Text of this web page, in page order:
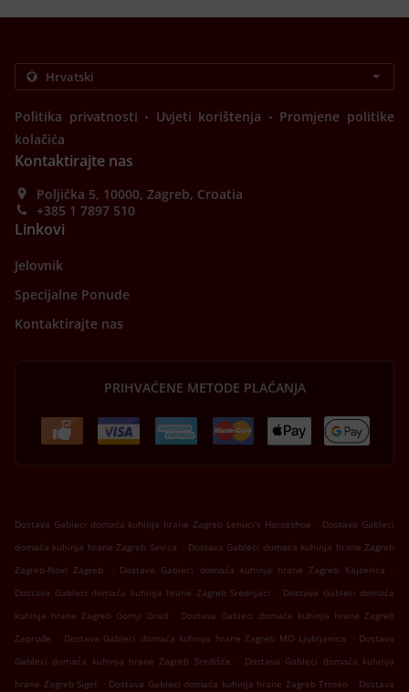
Politika privatnosti . Uvjeti korištenja . Promjene politike
kolačića
Kontaktirajte nas
Poljička 5, 10000, Zagreb, Croatia
+385 1 7897 510
Linkovi
Jelovnik
Specijalne Ponude
Kontaktirajte nas
PRIHVAĆENE METODE PLAĆANJA
Dostava Gableci domaća kuhinja hrane Zagreb Lenuci's Horseshoe . Dostava Gableci
domaća kuhinja hrane Zagreb Savica . Dostava Gableci domaća kuhinja hrane Zagreb
Zagreb-Novi Zagreb
. Dostava Gableci domaća kuhinja hrane Zagreb Kajzerica
.
Dostava Gableci domaća kuhinja hrane Zagreb Srednjaci
. Dostava Gableci domaća
kuhinja hrane Zagreb Gornji Grad
. Dostava Gableci domaća kuhinja hrane Zagreb
Zapruđe . Dostava Gableci domaća kuhinja hrane Zagreb MO Ljubljanica . Dostava
Gableci domaća kuhinja hrane Zagreb Središće
. Dostava Gableci domaća kuhinja
hrane Zagreb Siget . Dostava Gableci domaća kuhinja hrane Zagreb Trnsko . Dostava